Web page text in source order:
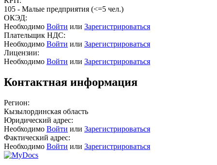
105 - Малые предприятия (<=5 чел.)
ОКЭД:
Необходимо Войти или Зарегистрироваться
Плательщик НДС:
Необходимо Войти или Зарегистрироваться
Лицензии:
Необходимо Войти или Зарегистрироваться
Контактная информация
Регион:
Кызылординская область
Юридический адрес:
Необходимо Войти или Зарегистрироваться
Фактический адрес:
Необходимо Войти или Зарегистрироваться